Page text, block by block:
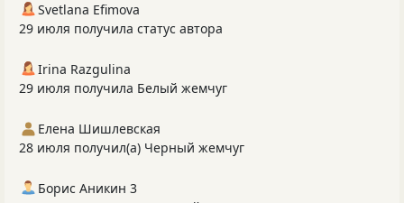
Svetlana Efimova
29 июля получила статус автора
Irina Razgulina
29 июля получила Белый жемчуг
Елена Шишлевская
28 июля получил(а) Черный жемчуг
Борис Аникин 3